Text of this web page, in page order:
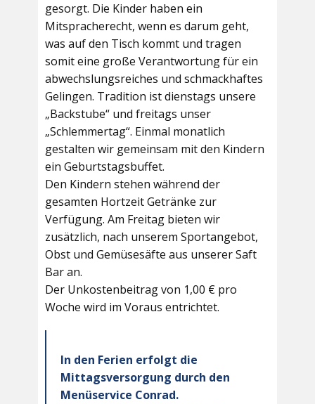
gesorgt. Die Kinder haben ein
Mitspracherecht, wenn es darum geht,
was auf den Tisch kommt und tragen
somit eine große Verantwortung für ein
abwechslungsreiches und schmackhaftes
Gelingen. Tradition ist dienstags unsere
„Backstube“ und freitags unser
„Schlemmertag“. Einmal monatlich
gestalten wir gemeinsam mit den Kindern
ein Geburtstagsbuffet.
Den Kindern stehen während der
gesamten Hortzeit Getränke zur
Verfügung. Am Freitag bieten wir
zusätzlich, nach unserem Sportangebot,
Obst und Gemüsesäfte aus unserer Saft
Bar an.
Der Unkostenbeitrag von 1,00 € pro
Woche wird im Voraus entrichtet.
In den Ferien erfolgt die
Mittagsversorgung durch den
Menüservice Conrad.